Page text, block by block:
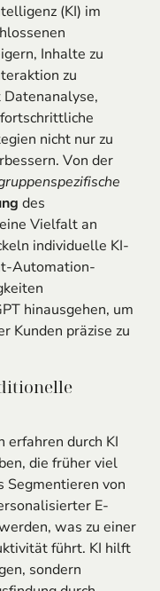
(KI) im
Inhalte zu
zu
nicht nur zu
Von der
des
Vielfalt an
individuelle KI-
Automation-
hinausgehen, um
Kunden präzise zu
durch KI
die früher viel
Segmentieren von
E-
was zu einer
führt. KI hilft
sondern